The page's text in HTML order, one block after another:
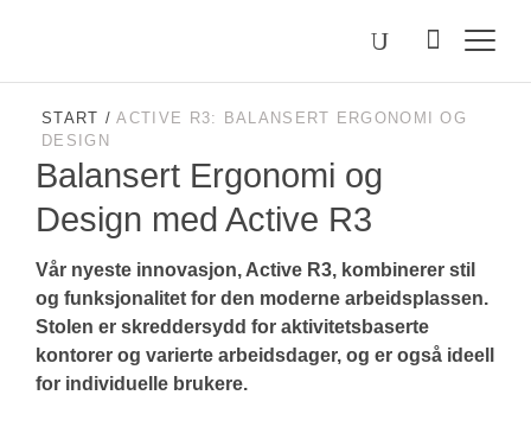
Søk
etter
Malmstolen.no
Välj
START /ACTIVE R3: BALANSERT ERGONOMI OG
DESIGN
Balansert Ergonomi og
Design med Active R3
Vår nyeste innovasjon, Active R3, kombinerer stil
og funksjonalitet for den moderne arbeidsplassen.
Stolen er skreddersydd for aktivitetsbaserte
kontorer og varierte arbeidsdager, og er også ideell
for individuelle brukere.